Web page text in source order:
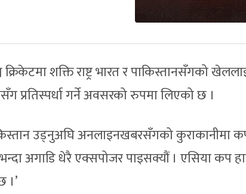
क्रिकेटमा शक्ति राष्ट्र भारत र पाकिस्तानसँगको
प्रतिस्पर्धा गर्ने अवसरको रुपमा लिएको छ ।
उड्नुअघि अनलाइनखबरसँगको कुराकानीमा
अगाडि धेरै एक्सपोजर पाइसक्यौं । एसिया कप
।’